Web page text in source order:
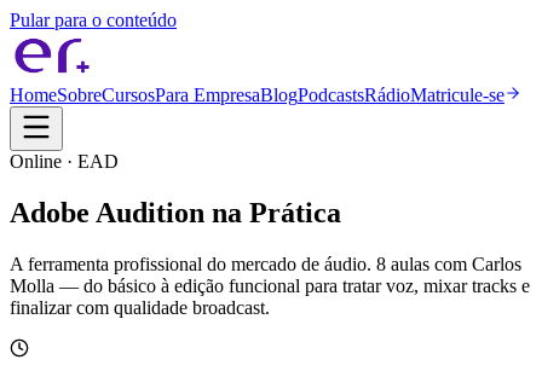
Pular para o conteúdo
HomeSobreCursosPara EmpresaBlogPodcastsRádioMatricule-se
Online · EAD
Adobe Audition na Prática
A ferramenta profissional do mercado de áudio. 8 aulas com Carlos
Molla — do básico à edição funcional para tratar voz, mixar tracks e
finalizar com qualidade broadcast.